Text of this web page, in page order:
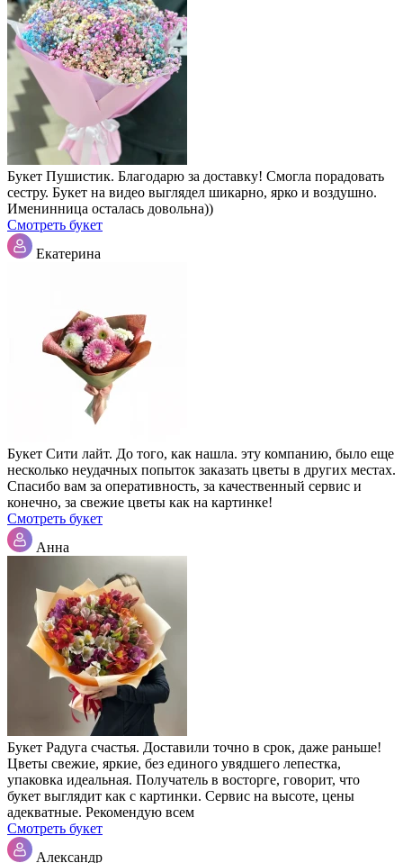
Букет Пушистик. Благодарю за доставку! Смогла порадовать
сестру. Букет на видео выглядел шикарно, ярко и воздушно.
Именинница осталась довольна))
Смотреть букет
Екатерина
Букет Сити лайт. До того, как нашла. эту компанию, было еще
несколько неудачных попыток заказать цветы в других местах.
Спасибо вам за оперативность, за качественный сервис и
конечно, за свежие цветы как на картинке!
Смотреть букет
Анна
Букет Радуга счастья. Доставили точно в срок, даже раньше!
Цветы свежие, яркие, без единого увядшего лепестка,
упаковка идеальная. Получатель в восторге, говорит, что
букет выглядит как с картинки. Сервис на высоте, цены
адекватные. Рекомендую всем
Смотреть букет
Александр